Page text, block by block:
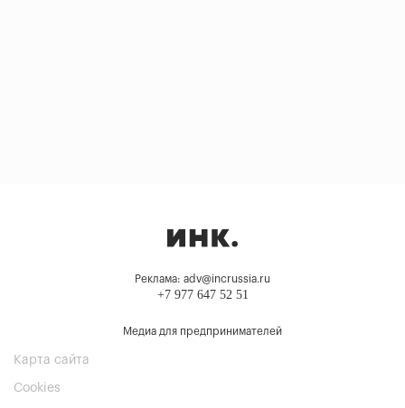
Реклама: adv@incrussia.ru
+7 977 647 52 51
Медиа для предпринимателей
Карта сайта
Cookies